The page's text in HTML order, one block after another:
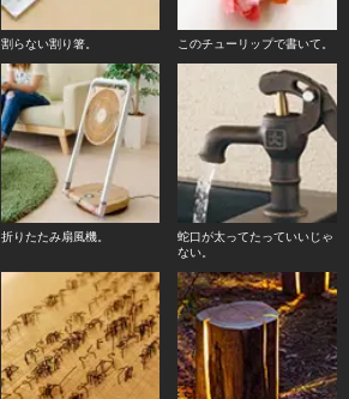
割らない割り箸。 このチューリップで書いて。
折りたたみ扇風機。
蛇口が太ってたっていいじゃ
ない。